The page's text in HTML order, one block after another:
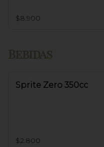
$8.900
Sprite Zero 350cc
$2.800